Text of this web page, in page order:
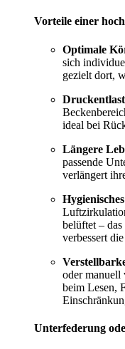
Vorteile einer
Optimale
sich
gezielt dort,
ideal bei
Längere
passende
verlängert
belüftet –
verbessert
oder
beim Lesen,
Unterfederung